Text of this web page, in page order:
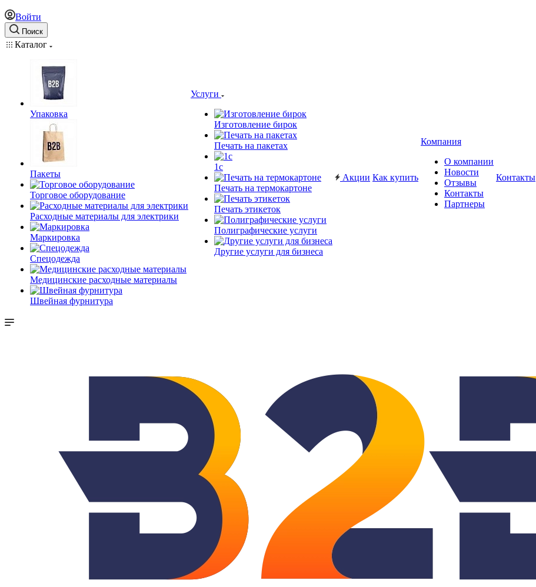
Войти
Поиск
Каталог
Упаковка
Пакеты
Торговое оборудование
Расходные материалы для электрики
Маркировка
Спецодежда
Медицинские расходные материалы
Швейная фурнитура
Услуги
Изготовление бирок
Печать на пакетах
1c
Печать на термокартоне
Печать этикеток
Полиграфические услуги
Другие услуги для бизнеса
Акции Как купить
Компания
О компании
Новости
Отзывы
Контакты
Партнеры
Контакты